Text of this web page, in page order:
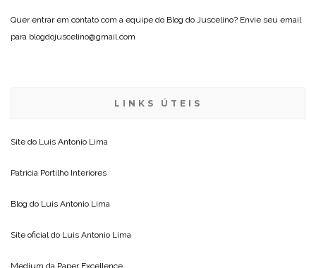
Quer entrar em contato com a equipe do Blog do Juscelino? Envie seu email
para blogdojuscelino@gmail.com
LINKS ÚTEIS
Site do Luis Antonio Lima
Patricia Portilho Interiores
Blog do Luis Antonio Lima
Site oficial do Luis Antonio Lima
Medium da Paper Excellence